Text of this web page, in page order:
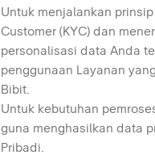
Untuk menjalankan prinsip
Customer (KYC) dan
personalisasi data Anda
penggunaan Layanan
Bibit.
Untuk kebutuhan
guna menghasilkan data
Pribadi.